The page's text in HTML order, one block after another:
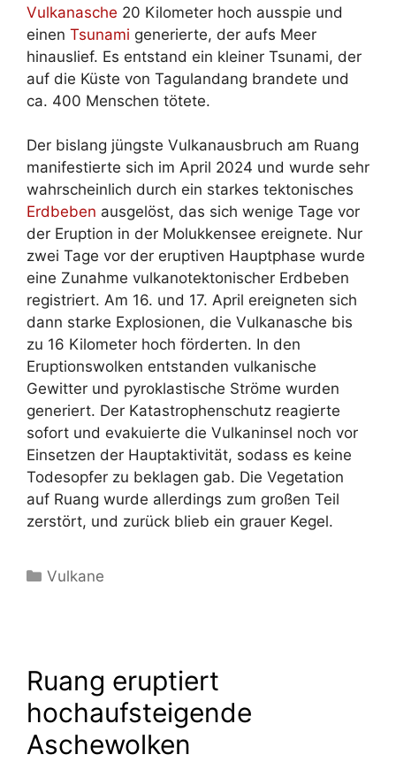
Vulkanasche 20 Kilometer hoch ausspie und
einen Tsunami generierte, der aufs Meer
hinauslief. Es entstand ein kleiner Tsunami, der
auf die Küste von Tagulandang brandete und
ca. 400 Menschen tötete.
Der bislang jüngste Vulkanausbruch am Ruang
manifestierte sich im April 2024 und wurde sehr
wahrscheinlich durch ein starkes tektonisches
Erdbeben ausgelöst, das sich wenige Tage vor
der Eruption in der Molukkensee ereignete. Nur
zwei Tage vor der eruptiven Hauptphase wurde
eine Zunahme vulkanotektonischer Erdbeben
registriert. Am 16. und 17. April ereigneten sich
dann starke Explosionen, die Vulkanasche bis
zu 16 Kilometer hoch förderten. In den
Eruptionswolken entstanden vulkanische
Gewitter und pyroklastische Ströme wurden
generiert. Der Katastrophenschutz reagierte
sofort und evakuierte die Vulkaninsel noch vor
Einsetzen der Hauptaktivität, sodass es keine
Todesopfer zu beklagen gab. Die Vegetation
auf Ruang wurde allerdings zum großen Teil
zerstört, und zurück blieb ein grauer Kegel.
Kategorien
Vulkane
Ruang eruptiert
hochaufsteigende
Aschewolken